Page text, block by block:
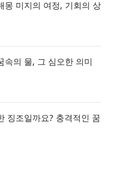
몽 미지의 여정, 기회의 상
속의 물, 그 심오한 의미
징조일까요? 충격적인 꿈